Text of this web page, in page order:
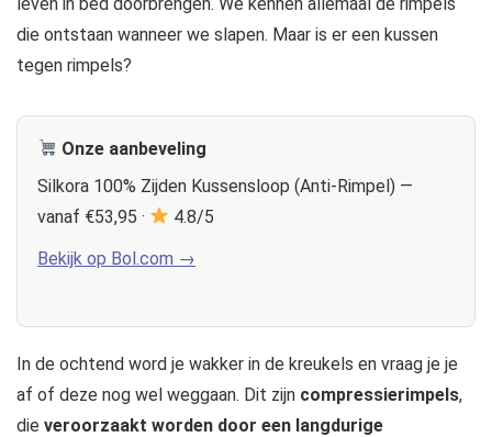
die ontstaan wanneer we slapen. Maar is er een kussen
tegen rimpels?
Onze aanbeveling
Silkora 100% Zijden Kussensloop (Anti-Rimpel) —
vanaf €53,95 ·
4.8/5
Bekijk op Bol.com →
In de ochtend word je wakker in de kreukels en vraag je je
af of deze nog wel weggaan. Dit zijn compressierimpels,
die veroorzaakt worden door een langdurige